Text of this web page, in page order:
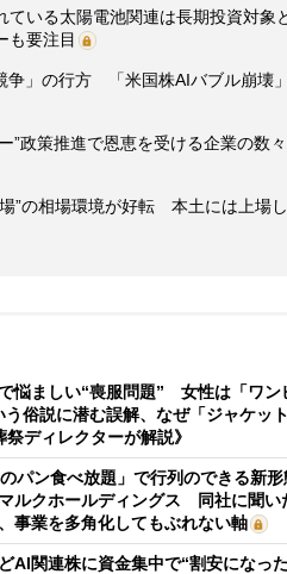
いる太陽電池関連は長期投資対象
も要注目
争」の行方 「米国株AIバブル崩壊
”政策推進で恩恵を受ける企業の数
”の相場環境が好転 本土には上場
悩ましい“喪服問題” 女性は「ワン
う俗説に潜む誤解、なぜ「ジャケッ
ディレクターが解説》
のパン食べ放題」で行列のできる新
ルクホールディングス 同社に聞い
事業を多角化してもぶれない軸
AI関連株に資金集中で“割安になっ